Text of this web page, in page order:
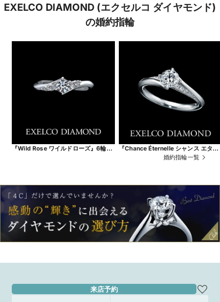
EXELCO DIAMOND (エクセルコ ダイヤモンド)
の婚約指輪
『Wild Rose ワイルドローズ』6輪の
『Chance Éternelle シャンス エター
ナル』永遠に続く幸運。
婚約指輪一覧
来店予約